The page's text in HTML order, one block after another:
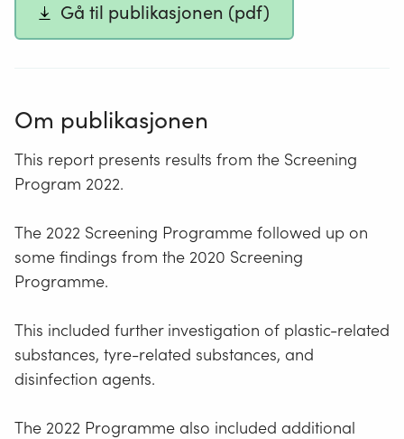
Gå til publikasjonen (pdf)
Om publikasjonen
This report presents results from the Screening
Program 2022.
The 2022 Screening Programme followed up on
some findings from the 2020 Screening
Programme.
This included further investigation of plastic-related
substances, tyre-related substances, and
disinfection agents.
The 2022 Programme also included additional